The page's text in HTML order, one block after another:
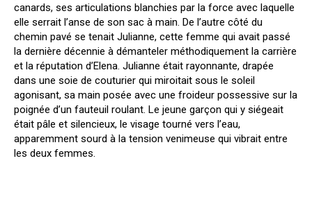
canards, ses articulations blanchies par la force avec laquelle
elle serrait l’anse de son sac à main. De l’autre côté du
chemin pavé se tenait Julianne, cette femme qui avait passé
la dernière décennie à démanteler méthodiquement la carrière
et la réputation d’Elena. Julianne était rayonnante, drapée
dans une soie de couturier qui miroitait sous le soleil
agonisant, sa main posée avec une froideur possessive sur la
poignée d’un fauteuil roulant. Le jeune garçon qui y siégeait
était pâle et silencieux, le visage tourné vers l’eau,
apparemment sourd à la tension venimeuse qui vibrait entre
les deux femmes.